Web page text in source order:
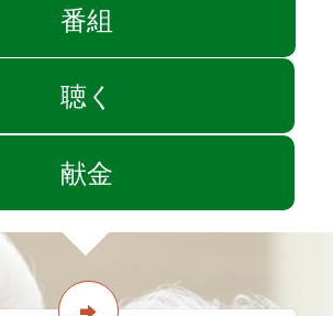
番組
聴く
献金